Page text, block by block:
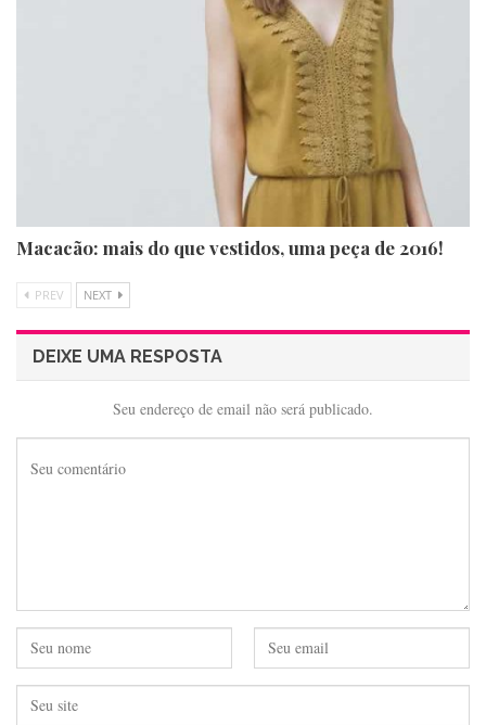
Macacão: mais do que vestidos, uma peça de 2016!
PREV NEXT
DEIXE UMA RESPOSTA
Seu endereço de email não será publicado.